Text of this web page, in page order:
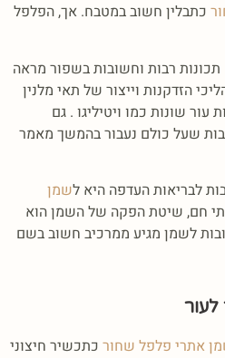
כתבלין חשוב במטבח. אך, הפלפל
תכונות רבות וחשובות בשפור מראה
הזדקנות וייצור של תאי מלנין
שונות כמו ויטיליגו . גם
שעל כולם נעבור בהמשך מאמר
לבריאות העדפה היא לשמן
חם, שיטת הפקה של השמן הוא
לשמן מגיע ממרכיב חשוב בשם
אתרי פלפל שחור כתכשיר חיצוני